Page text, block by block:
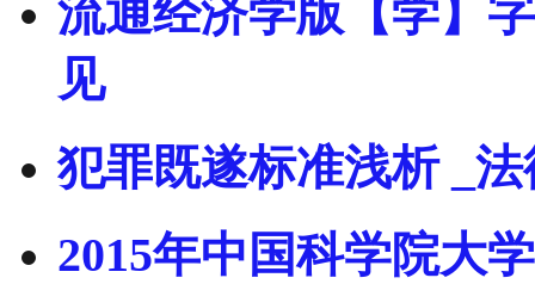
流通经济学版【学】
见
犯罪既遂标准浅析 _
2015年中国科学院大